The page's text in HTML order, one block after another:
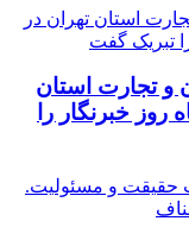
و تجارت استان
۱۷مرداد ماه روز خبرنگار را